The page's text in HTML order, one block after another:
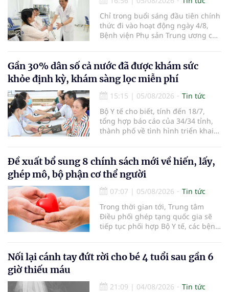
Chỉ trong buổi sáng đầu tiên chính
thức đi vào hoạt động ngày 4/8,
Bệnh viện Phụ sản Trung ương cơ
em bé đầu tiên chào đời.
Gần 30% dân số cả nước đã được khám sức
khỏe định kỳ, khám sàng lọc miễn phí
15:15 | 05/08/2026
Tin tức
Bộ Y tế cho biết, tính đến 18/7,
tổng hợp báo cáo của 34/34 tỉnh,
thành phố về tình hình triển khai
nhận 32.286.360 người, chiếm gần
30% dân số cả nước đã được khám
sức khỏe định kỳ năm nay.
Đề xuất bổ sung 8 chính sách mới về hiến, lấy,
ghép mô, bộ phận cơ thể người
07:07 | 05/08/2026
Tin tức
Trong thời gian tới, Trung tâm
Điều phối ghép tạng quốc gia sẽ
tiếp tục phối hợp Bộ Y tế, các bệnh
cường truyền thông, hoàn thiện
quy trình chuyên môn và hệ thống
hiến và ghép mô tạng.
Nối lại cánh tay đứt rời cho bé 4 tuổi sau gần 6
giờ thiếu máu
21:09 | 04/08/2026
Tin tức